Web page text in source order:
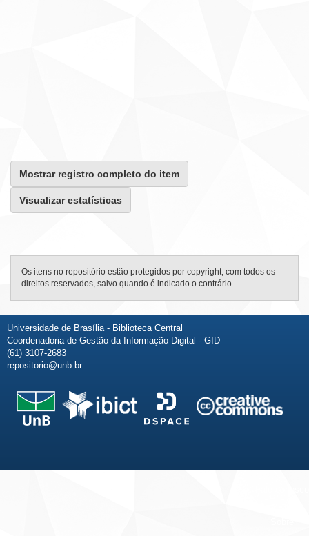
Mostrar registro completo do item
Visualizar estatísticas
Os itens no repositório estão protegidos por copyright, com todos os
direitos reservados, salvo quando é indicado o contrário.
Universidade de Brasília - Biblioteca Central
Coordenadoria de Gestão da Informação Digital - GID
(61) 3107-2683
repositorio@unb.br